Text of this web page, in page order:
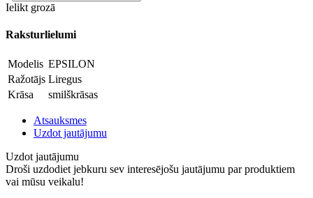
Ielikt grozā
Raksturlielumi
Modelis EPSILON
Ražotājs Liregus
Krāsa
smilškrāsas
Atsauksmes
Uzdot jautājumu
Uzdot jautājumu
Droši uzdodiet jebkuru sev interesējošu jautājumu par produktiem
vai mūsu veikalu!